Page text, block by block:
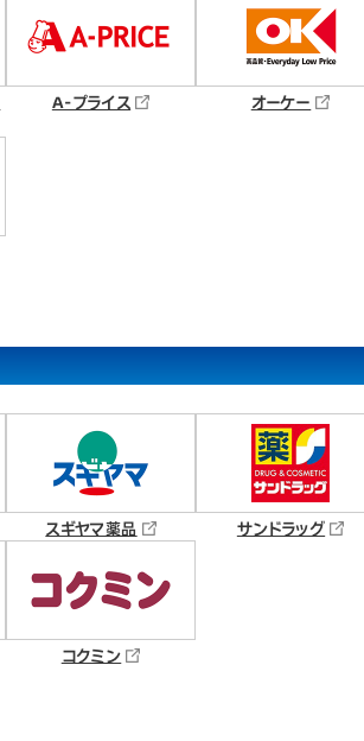
A-プライス オーケー
スギヤマ薬品 サンドラッグ
コクミン